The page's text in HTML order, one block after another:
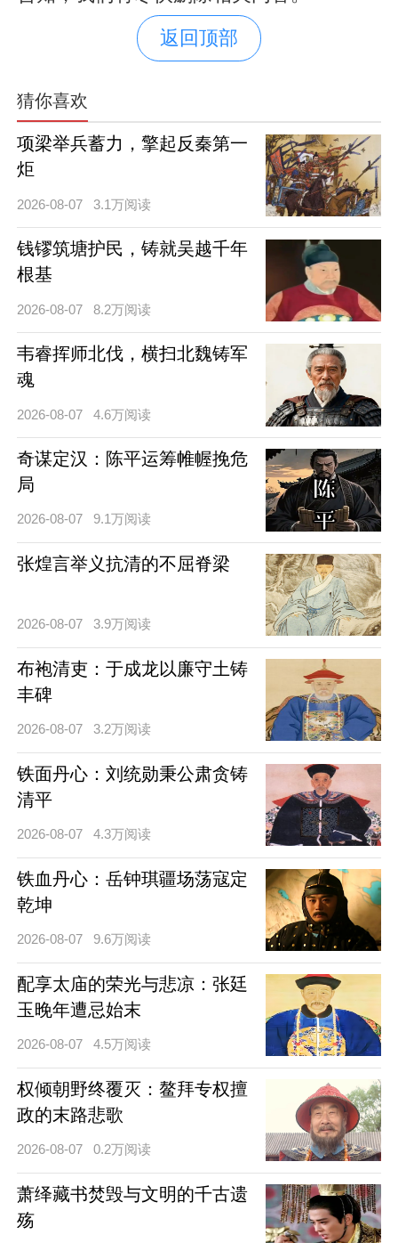
返回顶部
猜你喜欢
项梁举兵蓄力，擎起反秦第一
炬
2026-08-07 3.1万阅读
钱镠筑塘护民，铸就吴越千年
根基
2026-08-07 8.2万阅读
韦睿挥师北伐，横扫北魏铸军
魂
2026-08-07 4.6万阅读
奇谋定汉：陈平运筹帷幄挽危
局
2026-08-07 9.1万阅读
张煌言举义抗清的不屈脊梁
2026-08-07 3.9万阅读
布袍清吏：于成龙以廉守土铸
丰碑
2026-08-07 3.2万阅读
铁面丹心：刘统勋秉公肃贪铸
清平
2026-08-07 4.3万阅读
铁血丹心：岳钟琪疆场荡寇定
乾坤
2026-08-07 9.6万阅读
配享太庙的荣光与悲凉：张廷
玉晚年遭忌始末
2026-08-07 4.5万阅读
权倾朝野终覆灭：鳌拜专权擅
政的末路悲歌
2026-08-07 0.2万阅读
萧绎藏书焚毁与文明的千古遗
殇